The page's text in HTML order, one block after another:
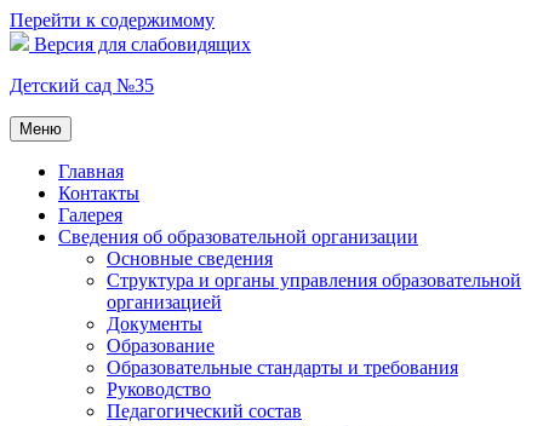
Перейти к содержимому
Версия для слабовидящих
Детский сад №35
Меню
Главная
Контакты
Галерея
Сведения об образовательной организации
Основные сведения
Структура и органы управления образовательной
организацией
Документы
Образование
Образовательные стандарты и требования
Руководство
Педагогический состав